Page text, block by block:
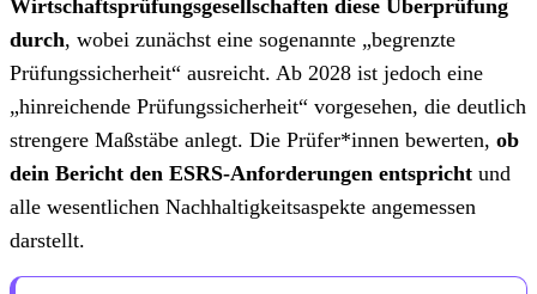
Wirtschaftsprüfungsgesellschaften diese Überprüfung
durch, wobei zunächst eine sogenannte „begrenzte
Prüfungssicherheit“ ausreicht. Ab 2028 ist jedoch eine
„hinreichende Prüfungssicherheit“ vorgesehen, die deutlich
strengere Maßstäbe anlegt. Die Prüfer*innen bewerten, ob
dein Bericht den ESRS-Anforderungen entspricht und
alle wesentlichen Nachhaltigkeitsaspekte angemessen
darstellt.